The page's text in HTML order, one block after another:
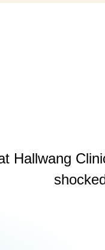
Hallwang